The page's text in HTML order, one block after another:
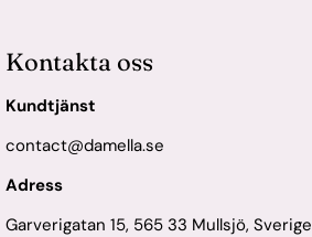
Kontakta oss
Kundtjänst
contact@damella.se
Adress
Garverigatan 15, 565 33 Mullsjö, Sverige